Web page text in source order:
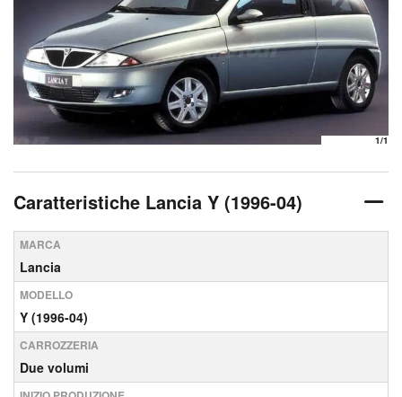
1/1
Caratteristiche Lancia Y (1996-04)
MARCA
Lancia
MODELLO
Y (1996-04)
CARROZZERIA
Due volumi